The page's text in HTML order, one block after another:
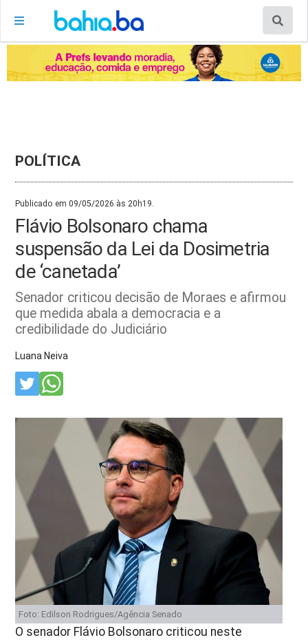
POLÍTICA
Publicado em 09/05/2026 às 20h19.
Flávio Bolsonaro chama
suspensão da Lei da Dosimetria
de ‘canetada’
Senador criticou decisão de Moraes e afirmou
que medida abala a democracia e a
credibilidade do Judiciário
Luana Neiva
Foto: Edilson Rodrigues/Agência Senado
O senador Flávio Bolsonaro criticou neste